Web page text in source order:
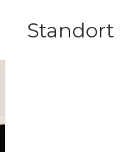
Standort